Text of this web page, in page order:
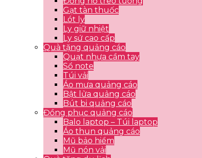
Gạt tàn thuốc
Lót ly
Ly giữ nhiệt
Ly sứ cao cấp
Quà tặng quảng cáo
Quạt nhựa cầm tay
Sổ note
Túi vải
Áo mưa quảng cáo
Bật lửa quảng cáo
Bút bi quảng cáo
Đồng phục quảng cáo
Balo laptop – Túi laptop
Áo thun quảng cáo
Mũ bảo hiểm
Mũ nón vải